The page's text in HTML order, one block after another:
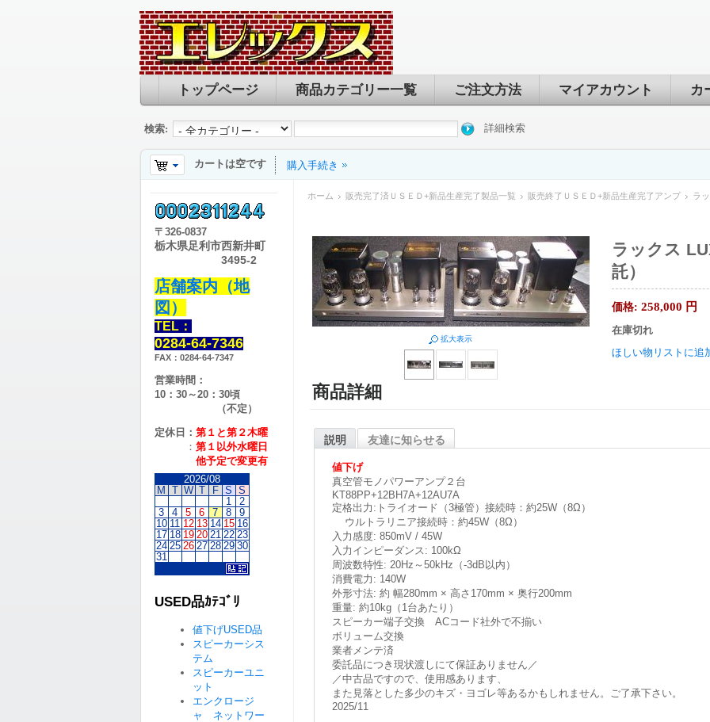
トップページ 商品カテゴリー一覧 ご注文方法 マイアカウント カ
検索: 詳細検索
カートは空です 購入手続き
ホーム 販売完了済ＵＳＥＤ+新品生産完了製品一覧 販売終了ＵＳＥＤ+新品生産完了アンプ ラ
拡大表示
ラックス
託）
価格: 258,000 円
在庫切れ
ほしい物リストに追
商品詳細
説明 友達に知らせる
値下げ
真空管モノパワーアンプ２台
KT88PP+12BH7A+12AU7A
定格出力:トライオード（3極管）接続時：約25W（8Ω）
ウルトラリニア接続時：約45W（8Ω）
入力感度: 850mV / 45W
入力インピーダンス: 100kΩ
周波数特性: 20Hz～50kHz（-3dB以内）
消費電力: 140W
外形寸法: 約 幅280mm × 高さ170mm × 奥行200mm
重量: 約10kg（1台あたり）
スピーカー端子交換 ACコード社外で不揃い
ボリューム交換
業者メンテ済
委託品につき現状渡しにて保証ありません／
／中古品ですので、使用感あります、
また見落とした多少のキズ・ヨゴレ等あるかもしれません。ご了承下さい。
2025/11
〒 326-0837
栃木県足利市西新井町
3495-2
店舗案内（地
図）
TEL：
0284-64-7346
FAX：0284-64-7347
営業時間：
10：30～20：30頃
（不定）
定休日： 第１と第２木曜
： 第１以外水曜日
他予定で変更有
2026/08
M
T W T F S S
1
2
3
4 5 6 7 8
9
10 11 12 13 14 15 16
17 18 19 20 21 22 23
24 25 26 27 28 29 30
31
USED品ｶﾃｺﾞﾘ
値下げUSED品
スピーカーシス
テム
スピーカーユニ
ット
エンクロージ
ャ ネットワー